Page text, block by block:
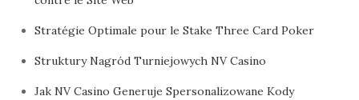
Stratégie Optimale pour le Stake Three Card Poker
Struktury Nagród Turniejowych NV Casino
Jak NV Casino Generuje Spersonalizowane Kody